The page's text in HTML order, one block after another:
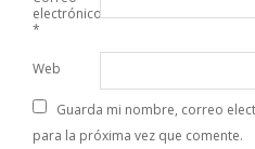
electrónico
*
Web
Guarda mi nombre, correo
para la próxima vez que comente.